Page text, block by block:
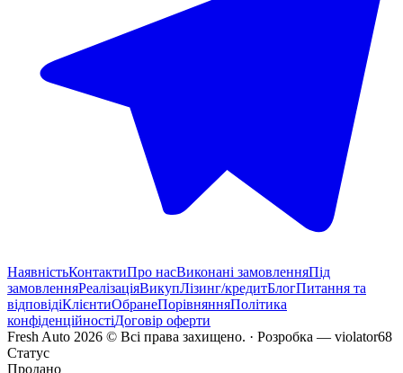
НаявністьКонтактиПро насВиконані замовленняПід
замовленняРеалізаціяВикупЛізинг/кредитБлогПитання та
відповідіКлієнтиОбранеПорівнянняПолітика
конфіденційностіДоговір оферти
Fresh Auto 2026 © Всі права захищено. · Розробка — violator68
Статус
Продано